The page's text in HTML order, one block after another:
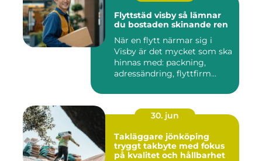
Flyttstäd visby så lämnar
du bostaden skinande ren
När en flytt närmar sig i
Visby är det mycket som ska
hinnas med: packning,
adressändring, flyttfirm...
30. jun
Takläggare jönköping
tryggt takbyte med fokus
på kvalitet och hållbarhet